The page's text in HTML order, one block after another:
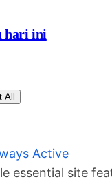
hari ini
All
Active
essential site